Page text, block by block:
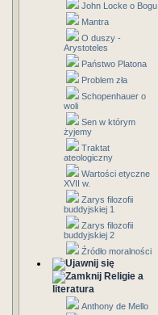
John Locke o Bogu
Mantra
O duszy -
Arystoteles
Państwo Platona
Problem zła
Schopenhauer o
woli
Sen w którym
żyjemy
Traktat
ateologiczny
Wartości etyczne
XVII w.
Zarys filozofii
buddyjskiej 1
Zarys filozofii
buddyjskiej 2
Źródło moralności
Religie a
literatura
Anthony de Mello